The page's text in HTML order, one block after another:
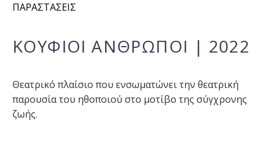
ΠΑΡΑΣΤΑΣΕΙΣ
ΚΟΥΦΙΟΙ ΑΝΘΡΩΠΟΙ | 2022
Θεατρικό πλαίσιο που ενσωματώνει την θεατρική
παρουσία του ηθοποιού στο μοτίβο της σύγχρονης
ζωής.